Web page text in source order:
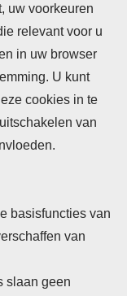
uw voorkeuren
relevant voor u
in uw browser
U kunt
cookies in te
van
basisfuncties van
van
slaan geen